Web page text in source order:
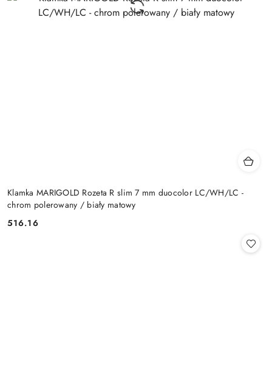
Klamka MARIGOLD Rozeta R slim 7 mm duocolor LC/WH/LC -
chrom polerowany / biały matowy
Cena:
516.16